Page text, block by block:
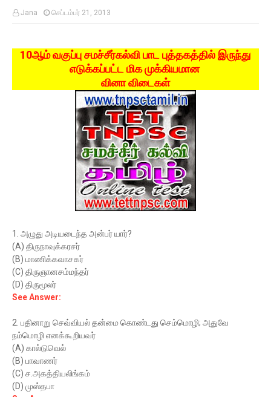
Jana செப்டம்பர் 21, 2013
10ஆம் வகுப்பு சமச்சீர்கல்வி பாட புத்தகத்தில் இருந்து
எடுக்கப்பட்ட மிக முக்கியமான
வினா விடைகள்
1. அழுது அடியடைந்த அன்பர் யார்?
(A) திருநாவுக்கரசர்
(B) மாணிக்கவாசகர்
(C) திருஞானசம்மந்தர்
(D) திருமூலர்
See Answer:
2. பதினாறு செவ்வியல் தன்மை கொண்டது செம்மொழி; அதுவே
நம்மொழி எனக்கூறியவர்
(A) கால்டுவெல்
(B) பாவாணர்
(C) ச.அகத்தியலிங்கம்
(D) முஸ்தபா